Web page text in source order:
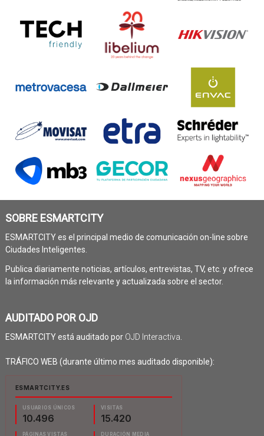
SOBRE ESMARTCITY
ESMARTCITY es el principal medio de comunicación on-line sobre
Ciudades Inteligentes.
Publica diariamente noticias, artículos, entrevistas, TV, etc. y ofrece
la información más relevante y actualizada sobre el sector.
AUDITADO POR OJD
ESMARTCITY está auditado por OJD Interactiva.
TRÁFICO WEB (durante último mes auditado disponible):